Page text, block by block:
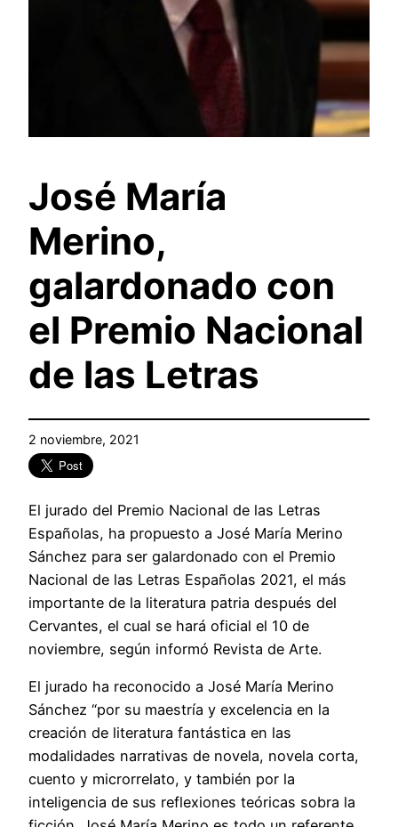
José María
Merino,
galardonado con
el Premio Nacional
de las Letras
2 noviembre, 2021
El jurado del Premio Nacional de las Letras
Españolas, ha propuesto a José María Merino
Sánchez para ser galardonado con el Premio
Nacional de las Letras Españolas 2021, el más
importante de la literatura patria después del
Cervantes, el cual se hará oficial el 10 de
noviembre, según informó Revista de Arte.
El jurado ha reconocido a José María Merino
Sánchez “por su maestría y excelencia en la
creación de literatura fantástica en las
modalidades narrativas de novela, novela corta,
cuento y microrrelato, y también por la
inteligencia de sus reflexiones teóricas sobra la